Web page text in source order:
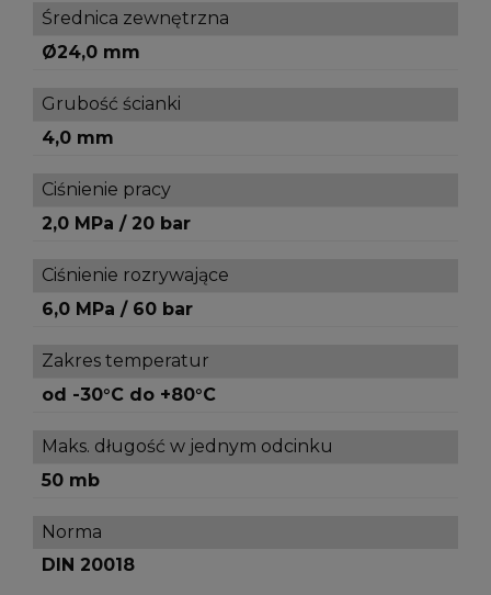
Średnica zewnętrzna
Ø24,0 mm
Grubość ścianki
4,0 mm
Ciśnienie pracy
2,0 MPa / 20 bar
Ciśnienie rozrywające
6,0 MPa / 60 bar
Zakres temperatur
od -30°C do +80°C
Maks. długość w jednym odcinku
50 mb
Norma
DIN 20018